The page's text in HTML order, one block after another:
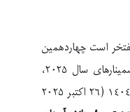
است چهاردهمین
سمینار خود را در چارچوب سلسله سمینارهای سال ۲۰۲۵،
در روز یکشنبه، برابر با ۴ آبان سال ١٤٠٤ (۲۶ اکتبر ۲۰۲۵